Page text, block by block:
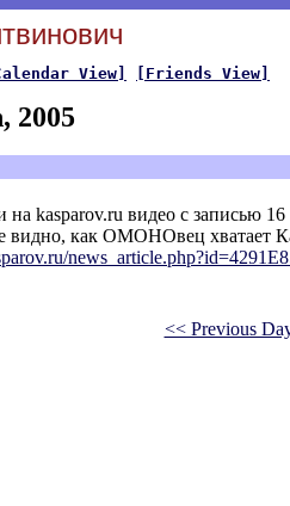
View] [Friends View]
2005
kasparov.ru видео с записью
видно, как ОМОНОвец хватает
news_article.php?i
<< Previous